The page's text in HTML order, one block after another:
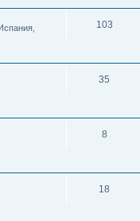
103
35
8
18